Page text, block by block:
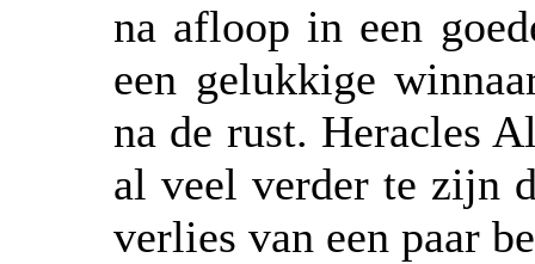
na afloop in een
een gelukkige
na de rust. Heracles
al veel verder te zijn
verlies van een paar